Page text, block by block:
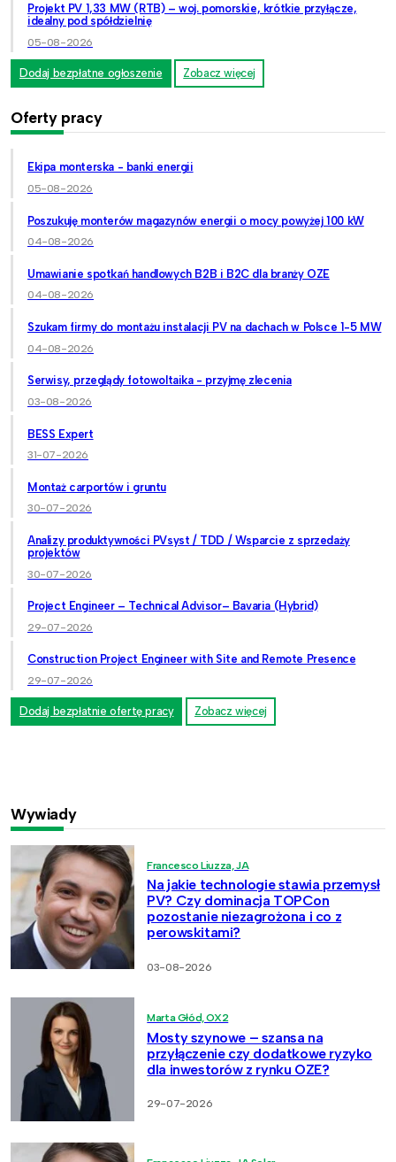
Projekt PV 1,33 MW (RTB) – woj. pomorskie, krótkie przyłącze,
idealny pod spółdzielnię
05-08-2026
Dodaj bezpłatne ogłoszenie Zobacz więcej
Oferty pracy
Ekipa monterska - banki energii
05-08-2026
Poszukuję monterów magazynów energii o mocy powyżej 100 kW
04-08-2026
Umawianie spotkań handlowych B2B i B2C dla branży OZE
04-08-2026
Szukam firmy do montażu instalacji PV na dachach w Polsce 1-5 MW
04-08-2026
Serwisy, przeglądy fotowoltaika - przyjmę zlecenia
03-08-2026
BESS Expert
31-07-2026
Montaż carportów i gruntu
30-07-2026
Analizy produktywności PVsyst / TDD / Wsparcie z sprzedaży
projektów
30-07-2026
Project Engineer – Technical Advisor– Bavaria (Hybrid)
29-07-2026
Construction Project Engineer with Site and Remote Presence
29-07-2026
Dodaj bezpłatnie ofertę pracy Zobacz więcej
Wywiady
Francesco Liuzza, JA
Na jakie technologie stawia przemysł
PV? Czy dominacja TOPCon
pozostanie niezagrożona i co z
perowskitami?
03-08-2026
Marta Głód, OX2
Mosty szynowe – szansa na
przyłączenie czy dodatkowe ryzyko
dla inwestorów z rynku OZE?
29-07-2026